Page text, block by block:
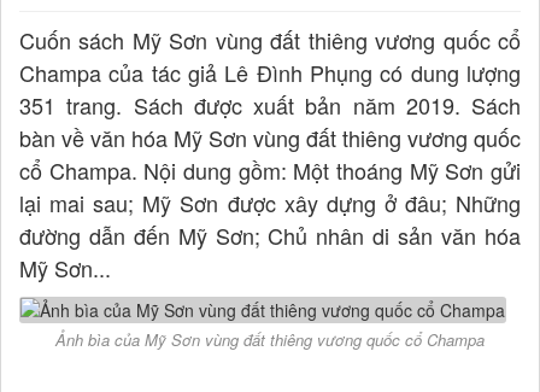
Cuốn sách Mỹ Sơn vùng đất thiêng vương quốc cổ
Champa của tác giả Lê Đình Phụng có dung lượng
351 trang. Sách được xuất bản năm 2019. Sách
bàn về văn hóa Mỹ Sơn vùng đất thiêng vương quốc
cổ Champa. Nội dung gồm: Một thoáng Mỹ Sơn gửi
lại mai sau; Mỹ Sơn được xây dựng ở đâu; Những
đường dẫn đến Mỹ Sơn; Chủ nhân di sản văn hóa
Mỹ Sơn...
Ảnh bìa của Mỹ Sơn vùng đất thiêng vương quốc cổ Champa